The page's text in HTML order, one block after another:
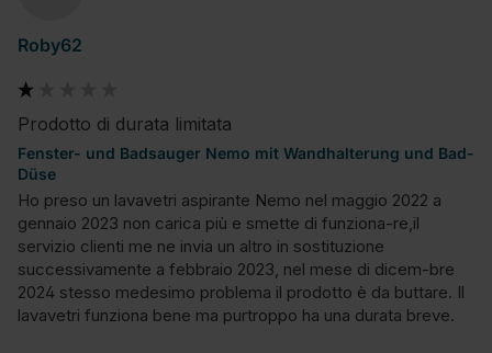
Roby62
Prodotto di durata limitata
Fenster- und Badsauger Nemo mit Wandhalterung und Bad-
Düse
Ho preso un lavavetri aspirante Nemo nel maggio 2022 a
gennaio 2023 non carica più e smette di funziona-re,il
servizio clienti me ne invia un altro in sostituzione
successivamente a febbraio 2023, nel mese di dicem-bre
2024 stesso medesimo problema il prodotto è da buttare. Il
lavavetri funziona bene ma purtroppo ha una durata breve.